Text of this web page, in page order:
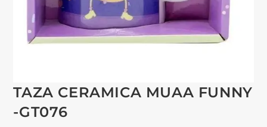
TAZA CERAMICA MUAA FUNNY
-GT076